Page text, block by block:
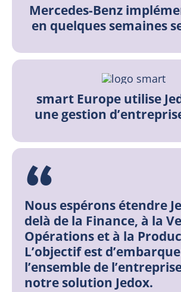
Mercedes-Benz
en quelques semaines
smart Europe utilise
une gestion
Nous espérons étendre
delà de la Finance, à la
Opérations et à la
L’objectif est
l’ensemble de
notre solution Jedox.